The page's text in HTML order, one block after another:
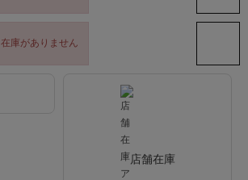
在庫がありません
店舗在庫